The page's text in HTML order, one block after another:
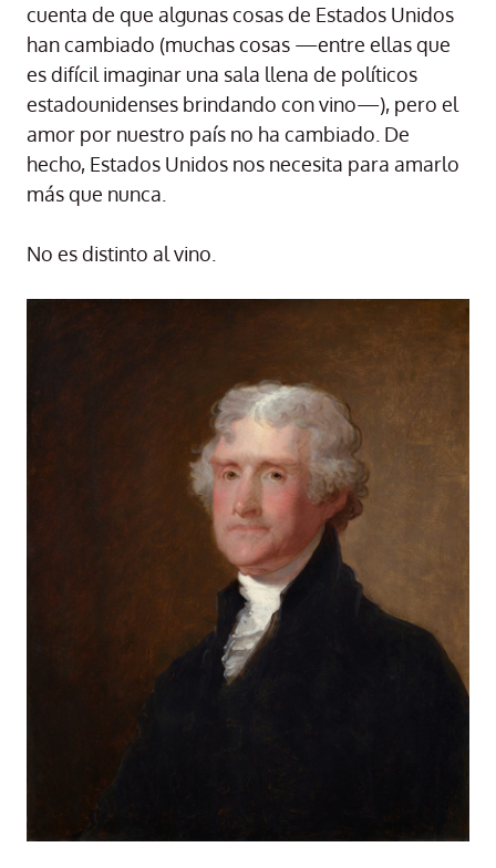
cuenta de que algunas cosas de Estados Unidos
han cambiado (muchas cosas —entre ellas que
es difícil imaginar una sala llena de políticos
estadounidenses brindando con vino—), pero el
amor por nuestro país no ha cambiado. De
hecho, Estados Unidos nos necesita para amarlo
más que nunca.
No es distinto al vino.